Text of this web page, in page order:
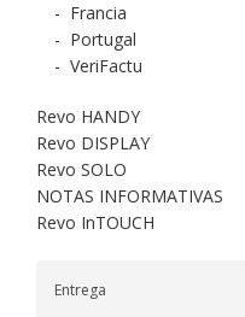
- Francia
- Portugal
- VeriFactu
Revo HANDY
Revo DISPLAY
Revo SOLO
NOTAS INFORMATIVAS
Revo InTOUCH
Entrega